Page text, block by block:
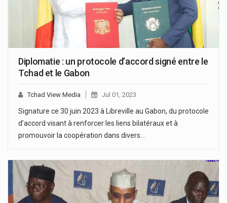
Diplomatie : un protocole d’accord signé entre le
Tchad et le Gabon
Tchad View Media Jul 01, 2023
Signature ce 30 juin 2023 à Libreville au Gabon, du protocole
d’accord visant à renforcer les liens bilatéraux et à
promouvoir la coopération dans divers…